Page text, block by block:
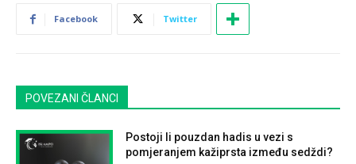
Facebook Twitter
POVEZANI ČLANCI
Postoji li pouzdan hadis u vezi s
pomjeranjem kažiprsta između sedždi?